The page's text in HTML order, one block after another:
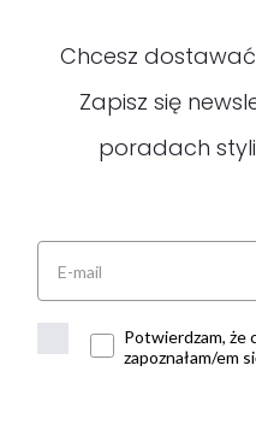
Chcesz
Zapisz się
poradach
Potwierdzam, że
zapoznałam/em